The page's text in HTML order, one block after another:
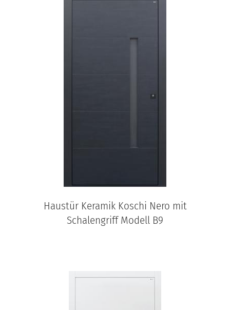
Haustür Keramik Koschi Nero mit
Schalengriff Modell B9